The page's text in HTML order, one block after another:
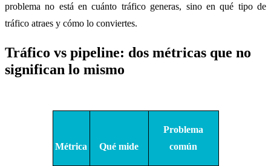
problema no está en cuánto tráfico generas, sino en qué tipo de
tráfico atraes y cómo lo conviertes.
Tráfico vs pipeline: dos métricas que no
significan lo mismo
Métrica Qué mide
Problema
común